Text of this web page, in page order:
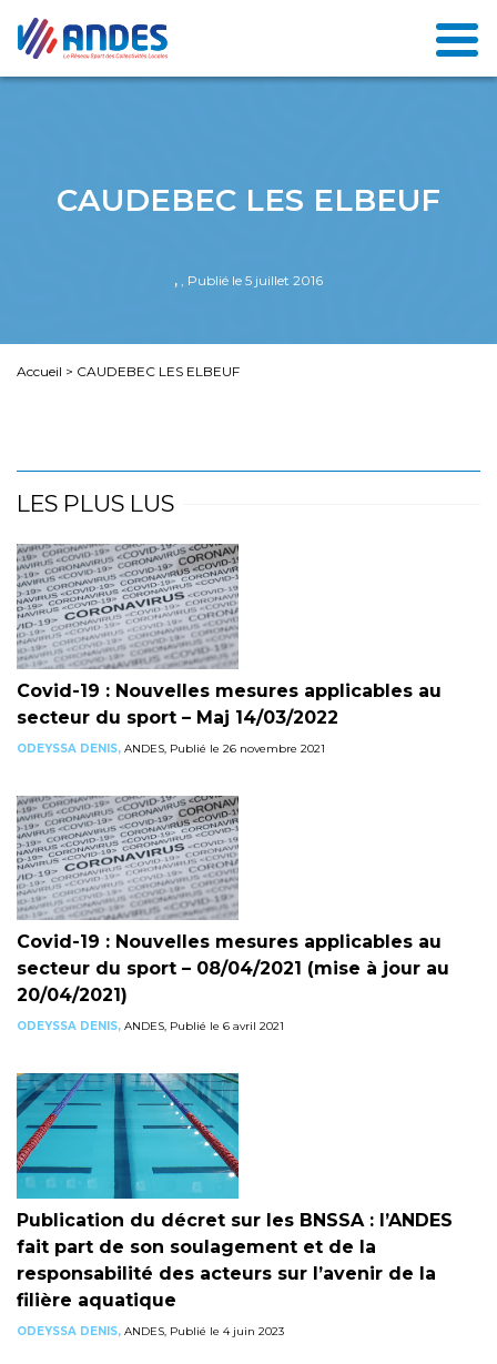
CAUDEBEC LES ELBEUF
, , Publié le 5 juillet 2016
Accueil > CAUDEBEC LES ELBEUF
LES PLUS LUS
Covid-19 : Nouvelles mesures applicables au
secteur du sport – Maj 14/03/2022
ODEYSSA DENIS, ANDES, Publié le 26 novembre 2021
Covid-19 : Nouvelles mesures applicables au
secteur du sport – 08/04/2021 (mise à jour au
20/04/2021)
ODEYSSA DENIS, ANDES, Publié le 6 avril 2021
Publication du décret sur les BNSSA : l’ANDES
fait part de son soulagement et de la
responsabilité des acteurs sur l’avenir de la
filière aquatique
ODEYSSA DENIS, ANDES, Publié le 4 juin 2023